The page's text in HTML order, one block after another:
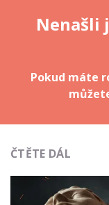
Nenašli
Pokud máte
ČTĚTE DÁL